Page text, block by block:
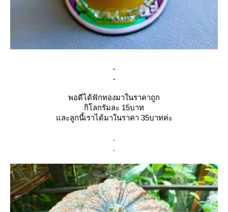
.
.
พอดีได้ฟักทองมาในราคาถูก
กิโลกรัมละ 15บาท
และลูกนี้เราได้มาในราคา 35บาทค่ะ
.
.